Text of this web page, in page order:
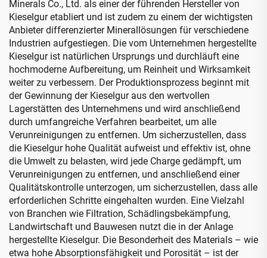
Minerals Co., Ltd. als einer der führenden Hersteller von
Kieselgur etabliert und ist zudem zu einem der wichtigsten
Anbieter differenzierter Minerallösungen für verschiedene
Industrien aufgestiegen. Die vom Unternehmen hergestellte
Kieselgur ist natürlichen Ursprungs und durchläuft eine
hochmoderne Aufbereitung, um Reinheit und Wirksamkeit
weiter zu verbessern. Der Produktionsprozess beginnt mit
der Gewinnung der Kieselgur aus den wertvollen
Lagerstätten des Unternehmens und wird anschließend
durch umfangreiche Verfahren bearbeitet, um alle
Verunreinigungen zu entfernen. Um sicherzustellen, dass
die Kieselgur hohe Qualität aufweist und effektiv ist, ohne
die Umwelt zu belasten, wird jede Charge gedämpft, um
Verunreinigungen zu entfernen, und anschließend einer
Qualitätskontrolle unterzogen, um sicherzustellen, dass alle
erforderlichen Schritte eingehalten wurden. Eine Vielzahl
von Branchen wie Filtration, Schädlingsbekämpfung,
Landwirtschaft und Bauwesen nutzt die in der Anlage
hergestellte Kieselgur. Die Besonderheit des Materials – wie
etwa hohe Absorptionsfähigkeit und Porosität – ist der